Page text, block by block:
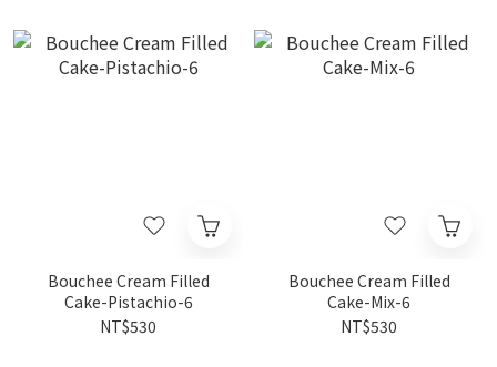
Bouchee Cream Filled
Cake-Pistachio-6
NT$530
Bouchee Cream Filled
Cake-Mix-6
NT$530